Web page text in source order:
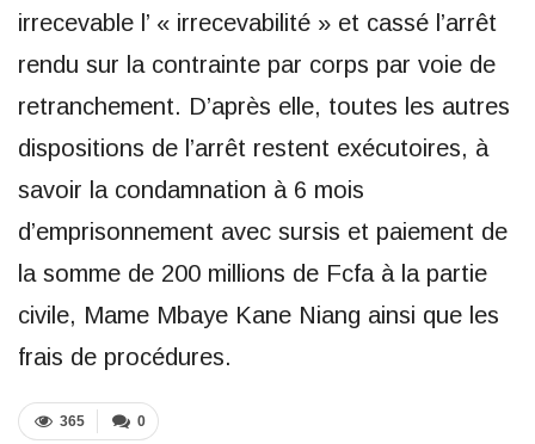
irrecevable l’ « irrecevabilité » et cassé l’arrêt
rendu sur la contrainte par corps par voie de
retranchement. D’après elle, toutes les autres
dispositions de l’arrêt restent exécutoires, à
savoir la condamnation à 6 mois
d’emprisonnement avec sursis et paiement de
la somme de 200 millions de Fcfa à la partie
civile, Mame Mbaye Kane Niang ainsi que les
frais de procédures.
0
365